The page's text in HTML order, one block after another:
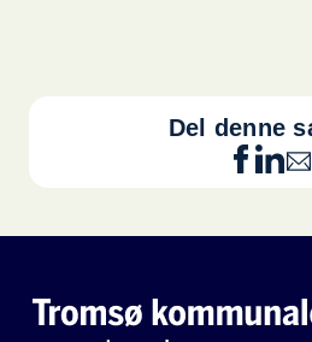
Del denne